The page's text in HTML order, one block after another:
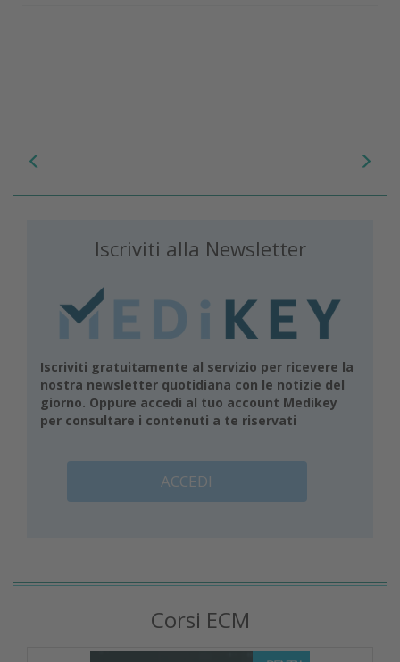
Iscriviti alla Newsletter
Iscriviti gratuitamente al servizio per ricevere la
nostra newsletter quotidiana con le notizie del
giorno. Oppure accedi al tuo account Medikey
per consultare i contenuti a te riservati
ACCEDI
Corsi ECM